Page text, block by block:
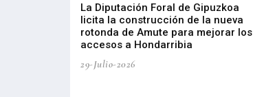
La Diputación Foral de Gipuzkoa
licita la construcción de la nueva
rotonda de Amute para mejorar los
accesos a Hondarribia
29-Julio-2026